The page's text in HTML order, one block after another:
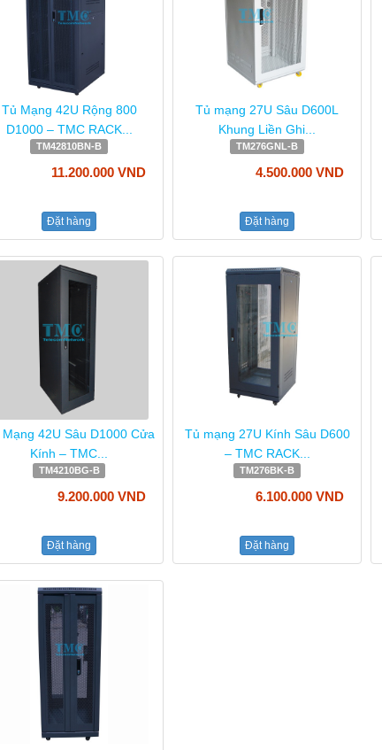
Tủ Mạng 42U Rộng 800
D1000 – TMC RACK...
TM42810BN-B
11.200.000 VND
Đặt hàng
Tủ mạng 27U Sâu D600L
Khung Liền Ghi...
TM276GNL-B
4.500.000 VND
Đặt hàng
42U Sâu D1000 Cửa
Kính – TMC...
TM4210BG-B
9.200.000 VND
Đặt hàng
Tủ mạng 27U Kính Sâu D600
– TMC RACK...
TM276BK-B
6.100.000 VND
Đặt hàng